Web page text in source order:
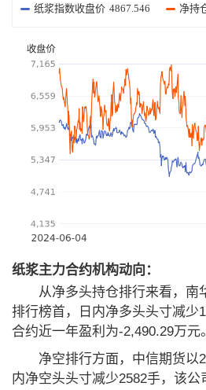
纸浆指数收盘价 4867.546 净持
纸浆主力合约机构动向：
从净多头持仓排行来看，南
排行榜首，日内净多头头寸减少
合约近一年盈利为-2,490.29万元。
净空排行方面，中信期货以
内净空头头寸减少2582手，该